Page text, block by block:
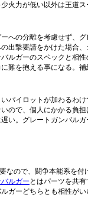
火力が低い以外は王道
への分離を考慮せず、
出撃要請をかけた場合
ルガーのスペックと相
難を抱える事になる。補
パイロットが加わるわ
ので、個人にかかる負担
い。グレートガンバル
なので、闘争本能系を付
ルガー とはパーツを共
ガーどちらとも相性が